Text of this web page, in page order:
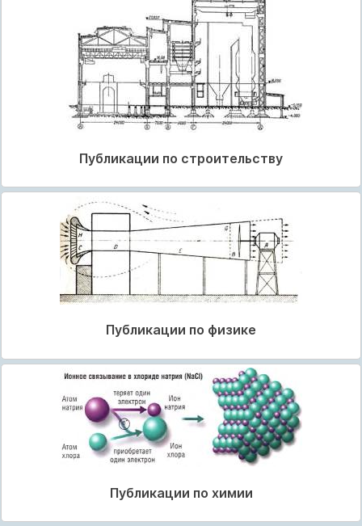
Публикации по строительству
Публикации по физике
Публикации по химии